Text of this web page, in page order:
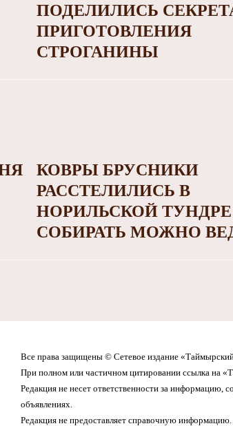
ПОДЕЛИЛИСЬ
ПРИГОТОВЛЕНИЯ
СТРОГАНИНЫ
КОВРЫ БРУСНИКИ
РАССТЕЛИЛИСЬ В
НОРИЛЬСКОЙ ТУНДРЕ
СОБИРАТЬ МОЖНО
Все права защищены © Сетевое издание
При полном или частичном цитировании ссылка на
Редакция не несет ответственности за информацию,
объявлениях.
Редакция не предоставляет справочную информацию.